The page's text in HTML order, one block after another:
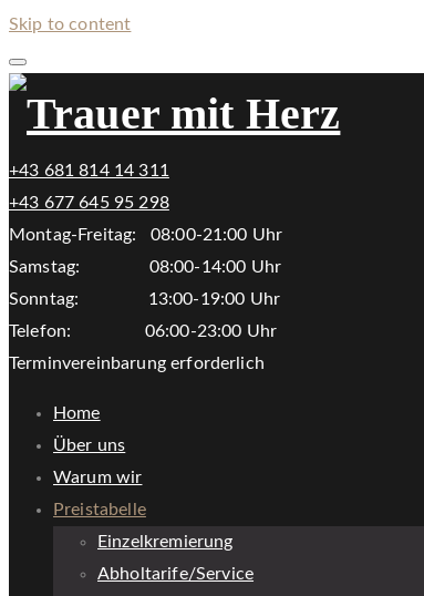
Skip to content
+43 681 814 14 311
+43 677 645 95 298
Montag-Freitag: 08:00-21:00 Uhr
Samstag: 08:00-14:00 Uhr
Sonntag: 13:00-19:00 Uhr
Telefon: 06:00-23:00 Uhr
Terminvereinbarung erforderlich
Home
Über uns
Warum wir
Preistabelle
Einzelkremierung
Abholtarife/Service